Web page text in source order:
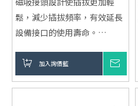
鬆，減少插拔頻率，有效延長
設備接口的使用壽命。
標準，提供最高 480 Mbps 的
數據傳輸速度，滿足日常文
加入詢價籃